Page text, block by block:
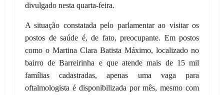
divulgado nesta quarta-feira.
A situação constatada pelo parlamentar ao visitar os
postos de saúde é, de fato, preocupante. Em postos
como o Martina Clara Batista Máximo, localizado no
bairro de Barreirinha e que atende mais de 15 mil
famílias cadastradas, apenas uma vaga para
oftalmologista é disponibilizada por mês, mesmo com